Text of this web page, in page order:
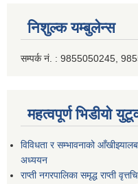
निशुल्क यम्बुलेन्स
सम्पर्क नं. : 9855050245,
महत्वपूर्ण भिडीयो
विविधता र सम्भावनाको
अध्ययन
राप्ती नगरपालिका समृद्ध राप्ती